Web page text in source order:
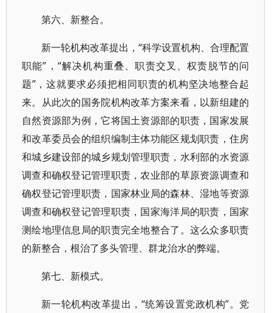
第六、新整合。
新一轮机构改革提出，“科学设置机构、合理配置
职能”，“解决机构重叠、职责交叉、权责脱节的问
题”，这就要求必须把相同职责的机构坚决地整合起
来。从此次的国务院机构改革方案来看，以新组建的
自然资源部为例，它将国土资源部的职责，国家发展
和改革委员会的组织编制主体功能区规划职责，住房
和城乡建设部的城乡规划管理职责，水利部的水资源
调查和确权登记管理职责，农业部的草原资源调查和
确权登记管理职责，国家林业局的森林、湿地等资源
调查和确权登记管理职责，国家海洋局的职责，国家
测绘地理信息局的职责完全地整合了。这么众多职责
的新整合，根治了多头管理、群龙治水的弊端。
第七、新模式。
新一轮机构改革提出，“统筹设置党政机构”。党